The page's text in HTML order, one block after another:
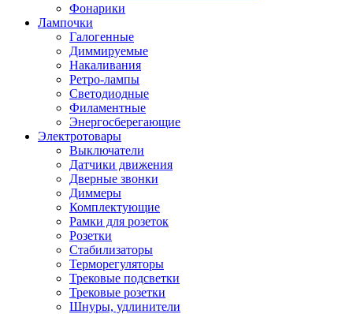
Фонарики
Лампочки
Галогенные
Диммируемые
Накаливания
Ретро-лампы
Светодиодные
Филаментные
Энергосберегающие
Электротовары
Выключатели
Датчики движения
Дверные звонки
Диммеры
Комплектующие
Рамки для розеток
Розетки
Стабилизаторы
Терморегуляторы
Трековые подсветки
Трековые розетки
Шнуры, удлинители